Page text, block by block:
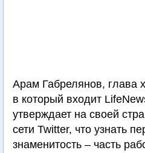
Арам Габрелянов, глава
в который входит
утверждает на своей
сети Twitter, что узнать
знаменитость – часть